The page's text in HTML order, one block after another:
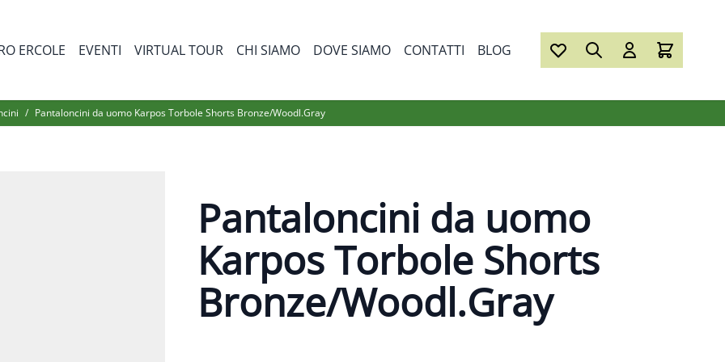
for Prodotti
ERCOLE EVENTI VIRTUAL TOUR CHI SIAMO DOVE SIAMO CONTATTI BLOG
/ Pantaloncini da uomo Karpos Torbole Shorts Bronze/Woodl.Gray
Pantaloncini da uomo
Karpos Torbole Shorts
Bronze/Woodl.Gray